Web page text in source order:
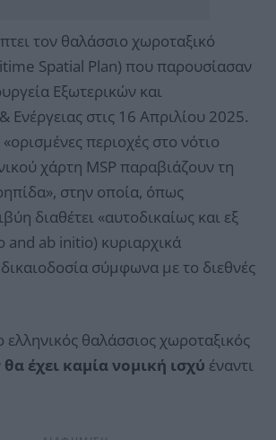
τον θαλάσσιο χωροταξικό
Spatial Plan) που παρουσίασαν
Εξωτερικών και
Ενέργειας στις 16 Απριλίου 2025.
περιοχές στο νότιο
χάρτη MSP παραβιάζουν τη
στην οποία, όπως
διαθέτει «αυτοδικαίως και εξ
and ab initio) κυριαρχικά
σύμφωνα με το διεθνές
ελληνικός θαλάσσιος χωροταξικός
θα έχει καμία νομική ισχύ έναντι